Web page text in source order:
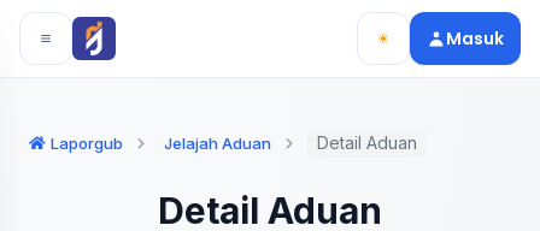
Langsung ke konten utama
Langsung ke navigasi
Masuk
Laporgub Jelajah Aduan Detail Aduan
Detail Aduan